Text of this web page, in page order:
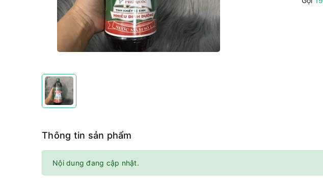
Thông tin sản phẩm
Nội dung đang cập nhật.